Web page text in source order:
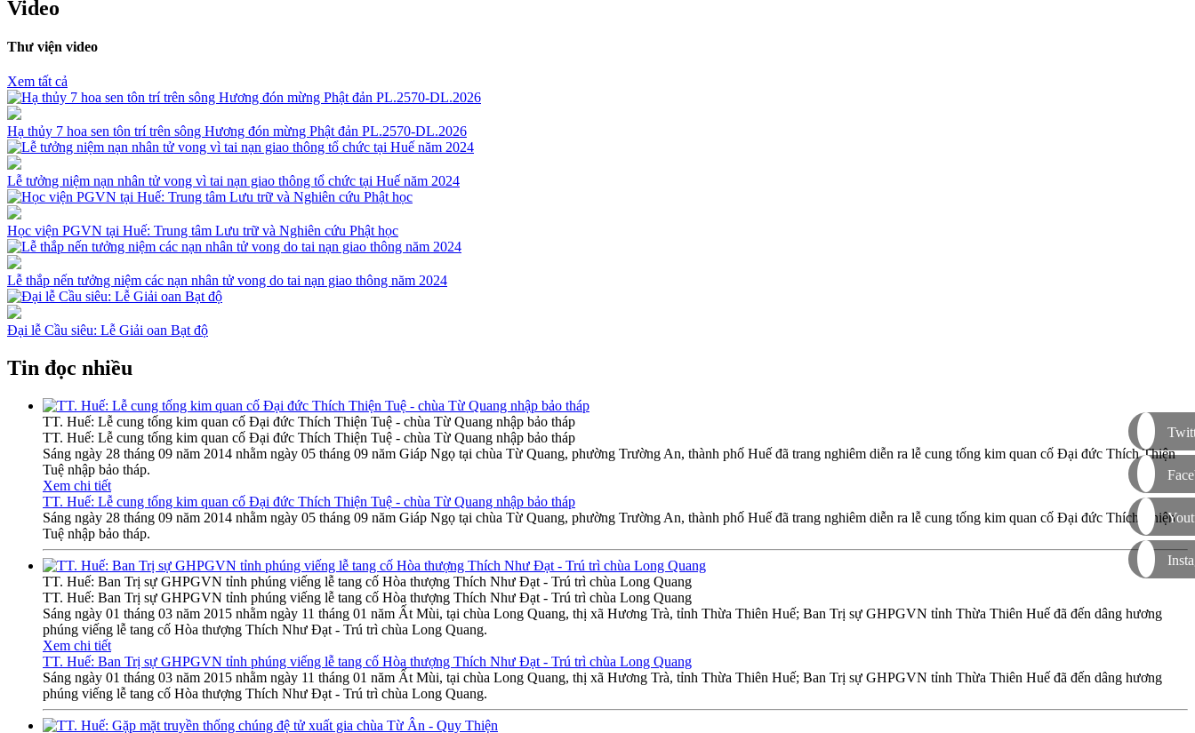
Video
Thư viện video
Xem tất cả
Hạ thủy 7 hoa sen tôn trí trên sông Hương đón mừng Phật đản PL.2570-DL.2026
Lễ tưởng niệm nạn nhân tử vong vì tai nạn giao thông tổ chức tại Huế năm 2024
Học viện PGVN tại Huế: Trung tâm Lưu trữ và Nghiên cứu Phật học
Lễ thắp nến tưởng niệm các nạn nhân tử vong do tai nạn giao thông năm 2024
Đại lễ Cầu siêu: Lễ Giải oan Bạt độ
Tin đọc nhiều
TT. Huế: Lễ cung tống kim quan cố Đại đức Thích Thiện Tuệ - chùa Từ Quang nhập bảo tháp
TT. Huế: Lễ cung tống kim quan cố Đại đức Thích Thiện Tuệ - chùa Từ Quang nhập bảo tháp
Sáng ngày 28 tháng 09 năm 2014 nhằm ngày 05 tháng 09 năm Giáp Ngọ tại chùa Từ Quang, phường Trường An, thành phố Huế đã trang nghiêm diễn ra lễ cung tống kim quan cố Đại đức Thích Thiện
Tuệ nhập bảo tháp.
Xem chi tiết
TT. Huế: Lễ cung tống kim quan cố Đại đức Thích Thiện Tuệ - chùa Từ Quang nhập bảo tháp
Sáng ngày 28 tháng 09 năm 2014 nhằm ngày 05 tháng 09 năm Giáp Ngọ tại chùa Từ Quang, phường Trường An, thành phố Huế đã trang nghiêm diễn ra lễ cung tống kim quan cố Đại đức Thích Thiện
Tuệ nhập bảo tháp.
TT. Huế: Ban Trị sự GHPGVN tỉnh phúng viếng lễ tang cố Hòa thượng Thích Như Đạt - Trú trì chùa Long Quang
TT. Huế: Ban Trị sự GHPGVN tỉnh phúng viếng lễ tang cố Hòa thượng Thích Như Đạt - Trú trì chùa Long Quang
Sáng ngày 01 tháng 03 năm 2015 nhằm ngày 11 tháng 01 năm Ất Mùi, tại chùa Long Quang, thị xã Hương Trà, tỉnh Thừa Thiên Huế; Ban Trị sự GHPGVN tỉnh Thừa Thiên Huế đã đến dâng hương
phúng viếng lễ tang cố Hòa thượng Thích Như Đạt - Trú trì chùa Long Quang.
Xem chi tiết
TT. Huế: Ban Trị sự GHPGVN tỉnh phúng viếng lễ tang cố Hòa thượng Thích Như Đạt - Trú trì chùa Long Quang
Sáng ngày 01 tháng 03 năm 2015 nhằm ngày 11 tháng 01 năm Ất Mùi, tại chùa Long Quang, thị xã Hương Trà, tỉnh Thừa Thiên Huế; Ban Trị sự GHPGVN tỉnh Thừa Thiên Huế đã đến dâng hương
phúng viếng lễ tang cố Hòa thượng Thích Như Đạt - Trú trì chùa Long Quang.